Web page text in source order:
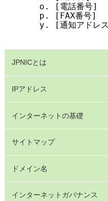
o. [電話番号]
p. [FAX番号]
y. [通知アドレ
JPNICとは
IPアドレス
インターネットの基礎
サイトマップ
ドメイン名
インターネットガバナンス